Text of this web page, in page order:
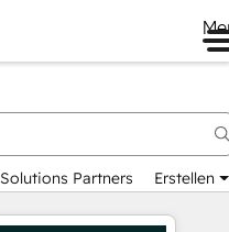
Solutions Partners Erstellen